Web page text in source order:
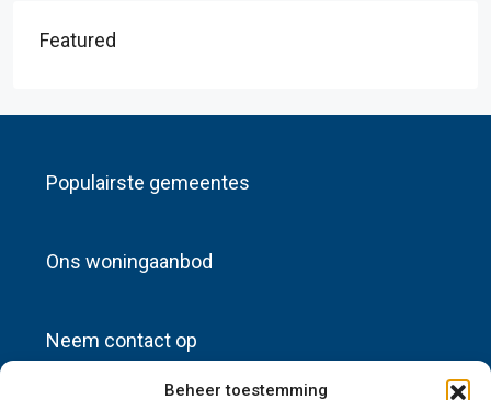
Beheer toestemming
Featured
Populairste gemeentes
Ons woningaanbod
Neem contact op
info@sources-huisadvertenties.nl